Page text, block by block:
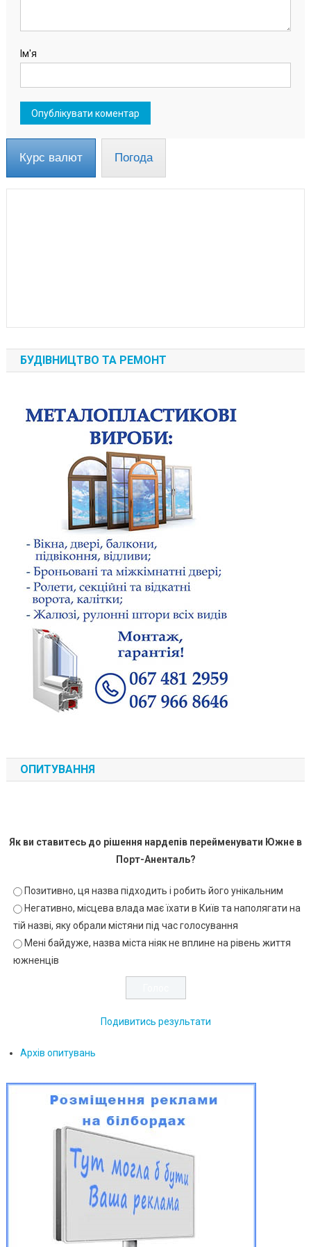
Ім'я
Курс валют Погода
БУДІВНИЦТВО ТА РЕМОНТ
ОПИТУВАННЯ
Як ви ставитесь до рішення нардепів перейменувати Южне в
Порт-Аненталь?
Позитивно, ця назва підходить і робить його унікальним
Негативно, місцева влада має їхати в Київ та наполягати на
тій назві, яку обрали містяни під час голосування
Мені байдуже, назва міста ніяк не вплине на рівень життя
южненців
Подивитись результати
Архів опитувань